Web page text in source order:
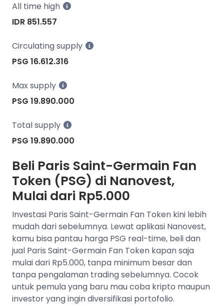
All time high
IDR 851.557
Circulating supply
PSG 16.612.316
Max supply
PSG 19.890.000
Total supply
PSG 19.890.000
Beli Paris Saint-Germain Fan
Token (PSG) di Nanovest,
Mulai dari Rp5.000
Investasi Paris Saint-Germain Fan Token kini lebih
mudah dari sebelumnya. Lewat aplikasi Nanovest,
kamu bisa pantau harga PSG real-time, beli dan
jual Paris Saint-Germain Fan Token kapan saja
mulai dari Rp5.000, tanpa minimum besar dan
tanpa pengalaman trading sebelumnya. Cocok
untuk pemula yang baru mau coba kripto maupun
investor yang ingin diversifikasi portofolio.